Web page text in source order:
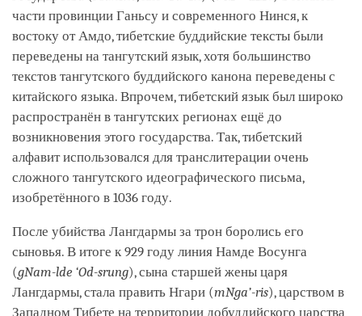
части провинции Ганьсу и современного Нинся, к
востоку от Амдо, тибетские буддийские тексты были
переведены на тангутский язык, хотя большинство
текстов тангутского буддийского канона переведены с
китайского языка. Впрочем, тибетский язык был широко
распространён в тангутских регионах ещё до
возникновения этого государства. Так, тибетский
алфавит использовался для транслитерации очень
сложного тангутского идеографического письма,
изобретённого в 1036 году.
После убийства Лангдармы за трон боролись его
сыновья. В итоге к 929 году линия Намде Восунга
(gNam-lde ‘Od-srung), сына старшей жены царя
Лангдармы, стала править Нгари (mNga’-ris), царством в
Западном Тибете на территории добуддийского царства